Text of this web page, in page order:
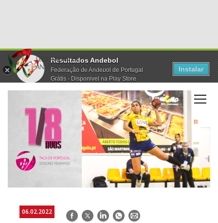
Resultados Andebol
Federação de Andebol de Portugal
Grátis - Disponivel na Play Store
Instalar
06.02.2022 Facebook
TwitterLinkedInWhatsApp
E-